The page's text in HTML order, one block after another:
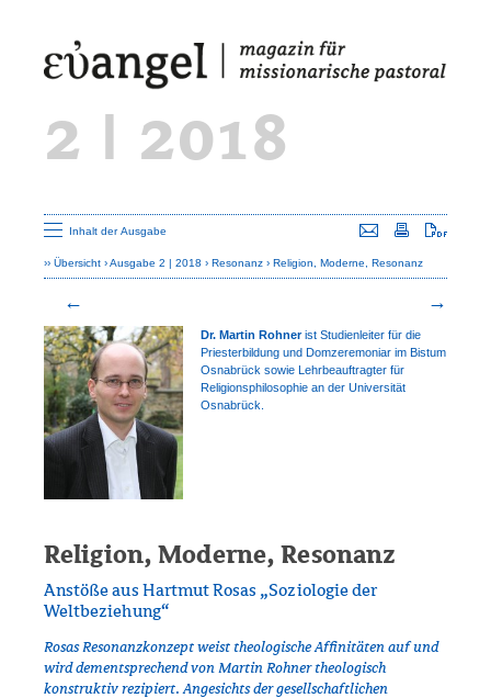
2 | 2018
Übersicht Ausgabe 2 | 2018 Resonanz Religion, Moderne, Resonanz
Inhalt der Ausgabe Seite versenden
Seite drucken
Religion, Moderne, Resonanz
Anstöße aus Hartmut Rosas „Soziologie der
Weltbeziehung“
Rosas Resonanzkonzept weist theologische Affinitäten auf und
wird dement­sprechend von Martin Rohner theologisch
konstruktiv rezipiert. Angesichts der gesellschaftlichen
Dr. Martin Rohnerist Studienleiter für die
Priesterbildung und Domzeremo­niar im Bistum
Osnabrück sowie Lehr­beauftragter für
Religionsphilosophie an der Universität
Osnabrück.